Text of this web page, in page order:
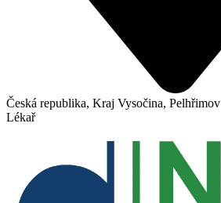
Česká republika, Kraj Vysočina, Pelhřimov
Lékař